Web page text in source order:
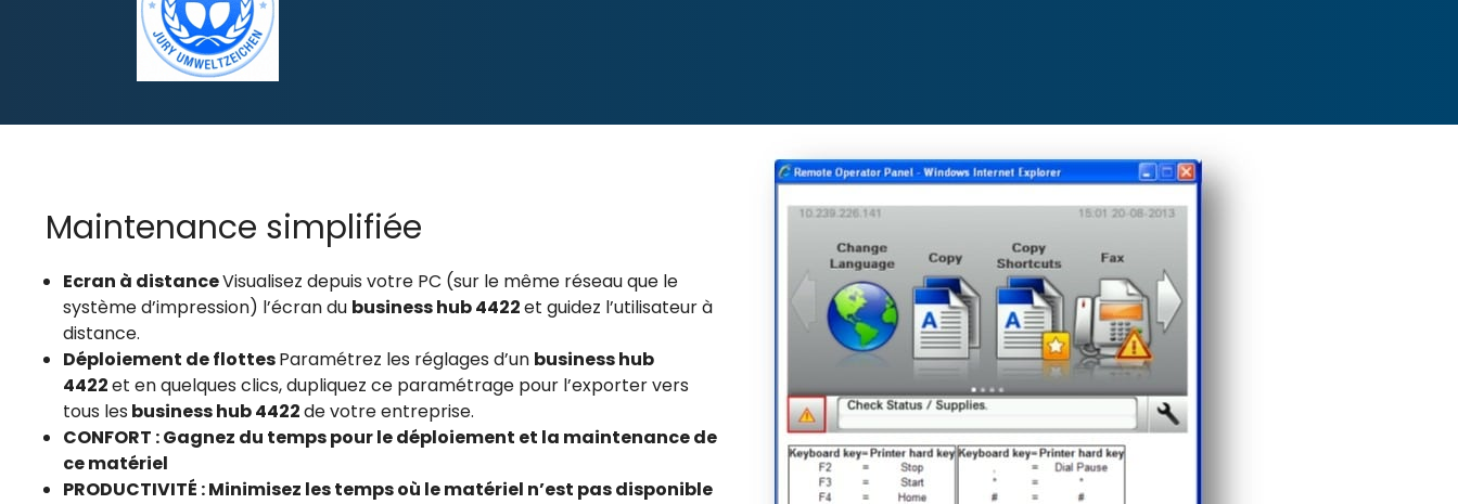
Maintenance simplifiée
Ecran à distanceVisualisez depuis votre PC (sur le même réseau que le
système d’impression) l’écran du business hub 4422et guidez l’utilisateur à
distance.
Déploiement de flottesParamétrez les réglages d’un business hub
4422et en quelques clics, dupliquez ce paramétrage pour l’exporter vers
tous les business hub 4422de votre entreprise.
CONFORT : Gagnez du temps pour le déploiement et la maintenance de
ce matériel
PRODUCTIVITÉ : Minimisez les temps où le matériel n’est pas disponible